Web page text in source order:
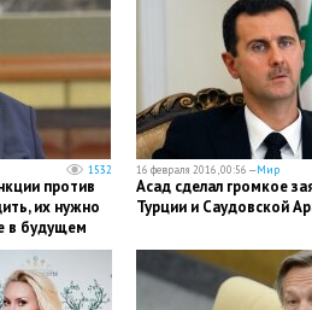
1532
против
их нужно
в будущем
16 февраля 2016, 00:56 —Мир
Асад сделал громкое
Турции и Саудовской